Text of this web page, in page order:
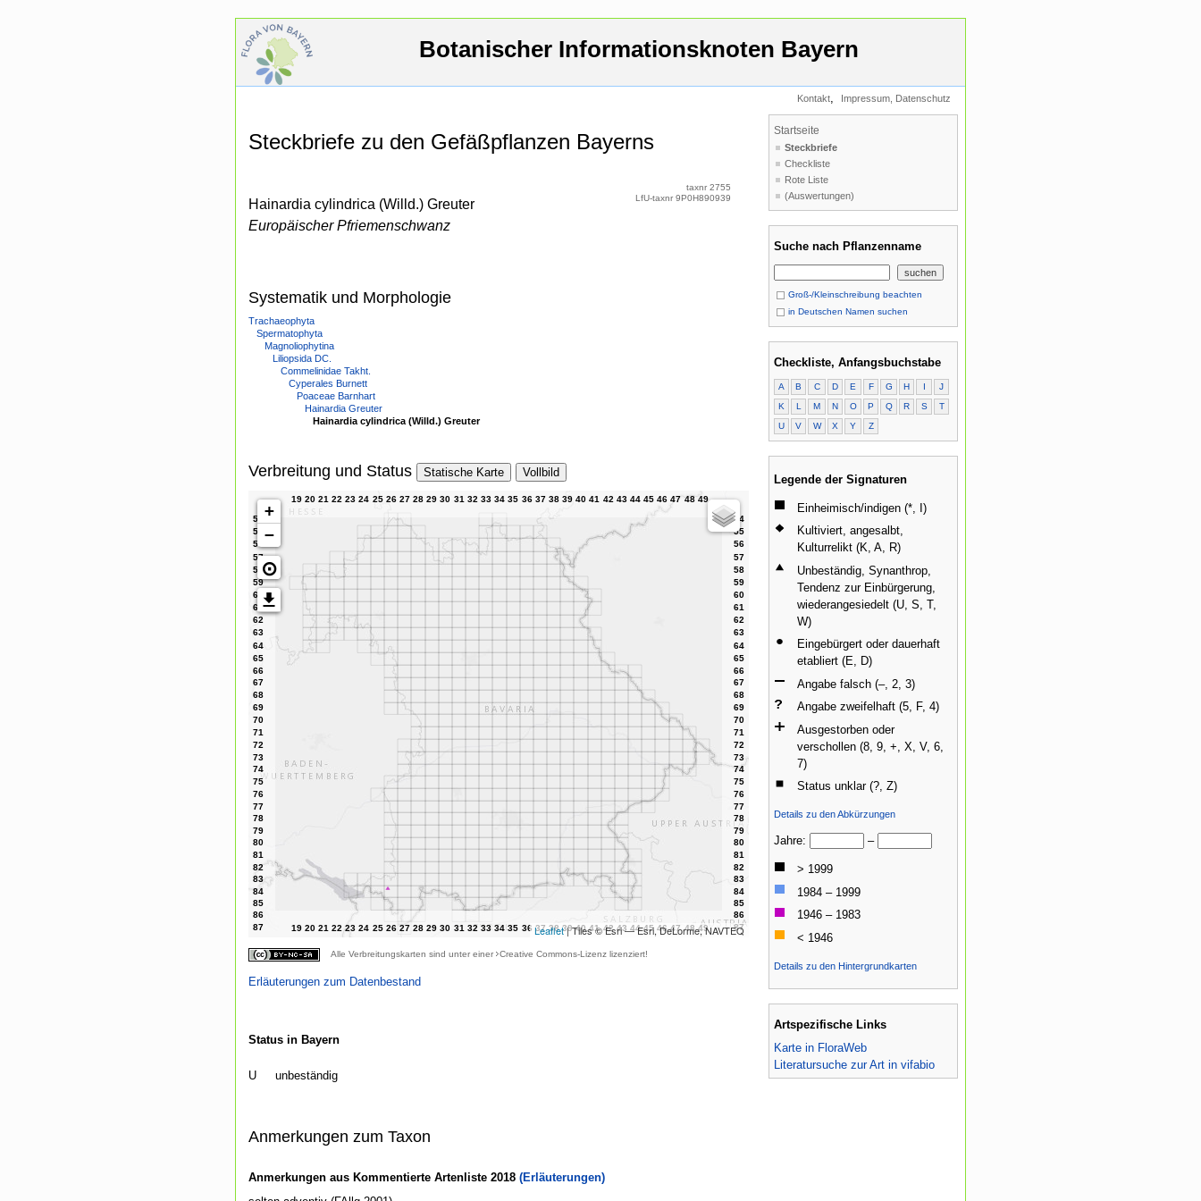
Botanischer Informationsknoten Bayern
Kontakt, Impressum, Datenschutz
Steckbriefe zu den Gefäßpflanzen Bayerns
Hainardia cylindrica (Willd.) Greuter
Europäischer Pfriemenschwanz
taxnr 2755
LfU-taxnr 9P0H890939
Systematik und Morphologie
Trachaeophyta
Spermatophyta
Magnoliophytina
Liliopsida DC.
Commelinidae Takht.
Cyperales Burnett
Poaceae Barnhart
Hainardia Greuter
Hainardia cylindrica (Willd.) Greuter
Verbreitung und Status Statische Karte Vollbild
+
−
⊙
Leaflet| Tiles © Esri — Esri, DeLorme, NAVTEQ
Alle Verbreitungskarten sind unter einer Creative Commons-Lizenz lizenziert!
Erläuterungen zum Datenbestand
Status in Bayern
U unbeständig
Anmerkungen zum Taxon
Anmerkungen aus Kommentierte Artenliste 2018 (Erläuterungen)
Startseite
Steckbriefe
Checkliste
Rote Liste
(Auswertungen)
Suche nach Pflanzenname
Groß-/Kleinschreibung beachten
in Deutschen Namen suchen
Checkliste, Anfangsbuchstabe
A B C D E F G H I
J
K
L M N O P Q R S
T
U
V W X Y Z
Legende der Signaturen
Einheimisch/indigen (*, I)
Kultiviert, angesalbt,
Kulturrelikt (K, A, R)
Unbeständig, Synanthrop,
Tendenz zur Einbürgerung,
wiederangesiedelt (U, S, T,
W)
Eingebürgert oder dauerhaft
etabliert (E, D)
Angabe falsch (–, 2, 3)
Angabe zweifelhaft (5, F, 4)
Ausgestorben oder
verschollen (8, 9, +, X, V, 6,
7)
Status unklar (?, Z)
Details zu den Abkürzungen
Jahre: –
> 1999
1984 – 1999
1946 – 1983
< 1946
Details zu den Hintergrundkarten
Artspezifische Links
Karte in FloraWeb
Literatursuche zur Art in vifabio